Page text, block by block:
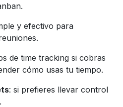
y efectivo para
de time tracking si cobras
cómo usas tu tiempo.
: si prefieres llevar control